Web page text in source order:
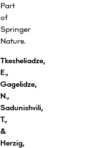
Part
of
Springer
Nature.
Tkesheliadze,
E.,
Gagelidze,
N.,
Sadunishvili,
T.,
&
Herzig,